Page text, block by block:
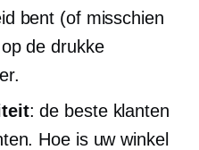
bent (of misschien
de drukke
: de beste klanten
Hoe is uw winkel